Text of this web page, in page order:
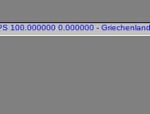
100.000000 0.000000 -